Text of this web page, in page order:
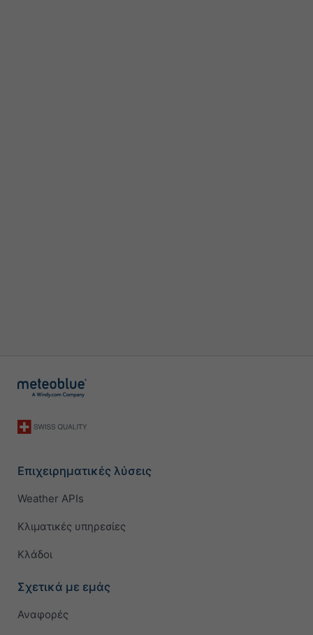
Επιχειρηματικές λύσεις
Weather APIs
Κλιματικές υπηρεσίες
Κλάδοι
Σχετικά με εμάς
Αναφορές